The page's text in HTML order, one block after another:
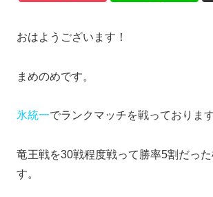
おはようございます！
まめのめです。
氷統一でランクマッチを戦っております
竜王戦を30戦程度戦って勝率5割だっ
す。